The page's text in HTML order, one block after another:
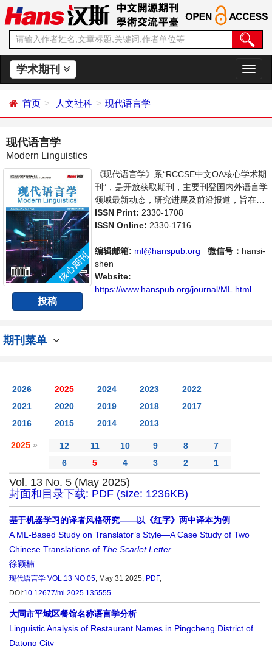
学术期刊
切
换
首页 人文社科 现代语言学
现代语言学
Modern Linguistics
投稿
《现代语言学》系“RCCSE中文OA核心学术期
刊”，是开放获取期刊，主要刊登国内外语言学
领域最新动态，研究进展及前沿报道，旨在给
世界范围内的科学家、学者、科研人员提供一
个传播、分享和讨论语言学领域内不同方向问
ISSN Print: 2330-1708
ISSN Online: 2330-1716
编辑邮箱: ml@hanspub.org 微信号： hansi-
shen
Website:
https://www.hanspub.org/journal/ML.html
期刊菜单
2026 2025 2024 2023
2022
2021
2020 2019 2018
2017
2016
2015 2014 2013
2025 » 12 11 10 9 8
7
6
5 4 3 2 1
Vol. 13 No. 5 (May 2025)
封面和目录下载: PDF (size: 1236KB)
基于机器学习的译者风格研究——以《红字》两中译本为例
A ML-Based Study on Translator’s Style—A Case Study of Two
Chinese Translations of The Scarlet Letter
徐颖楠
现代语言学 VOL.13 NO.05, May 31 2025, PDF,
DOI:10.12677/ml.2025.135555
大同市平城区餐馆名称语言学分析
Linguistic Analysis of Restaurant Names in Pingcheng District of
Datong City